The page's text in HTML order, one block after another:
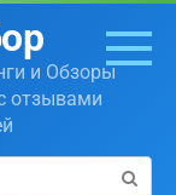
и Обзоры
отзывами